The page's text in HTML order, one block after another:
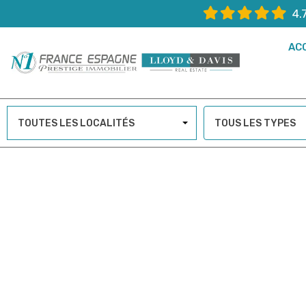
TOUTES LES LOCALITÉS TOUS LES TYPES